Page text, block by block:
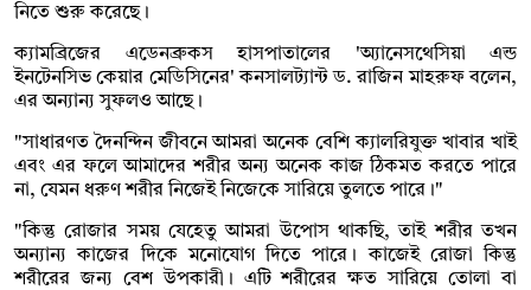
নিতে শুরু করেছে।
ক্যামব্রিজের এডেনব্রুকস হাসপাতালের 'অ্যানেসথেসিয়া এন্ড
ইনটেনসিভ কেয়ার মেডিসিনের' কনসালট্যান্ট ড. রাজিন মাহরুফ বলেন,
এর অন্যান্য সুফলও আছে।
"সাধারণত দৈনন্দিন জীবনে আমরা অনেক বেশি ক্যালরিযুক্ত খাবার খাই
এবং এর ফলে আমাদের শরীর অন্য অনেক কাজ ঠিকমত করতে পারে
না, যেমন ধরুণ শরীর নিজেই নিজেকে সারিয়ে তুলতে পারে।"
"কিন্তু রোজার সময় যেহেতু আমরা উপোস থাকছি, তাই শরীর তখন
অন্যান্য কাজের দিকে মনোযোগ দিতে পারে। কাজেই রোজা কিন্তু
শরীরের জন্য বেশ উপকারী। এটি শরীরের ক্ষত সারিয়ে তোলা বা